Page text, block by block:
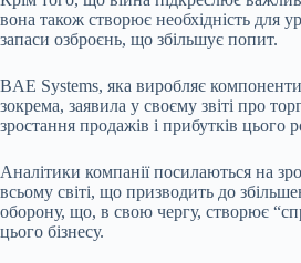
вона також створює необхідність для
запаси озброєнь, що збільшує попит.
BAE Systems, яка виробляє
зокрема, заявила у своєму звіті про
зростання продажів і прибутків цього
Аналітики компанії посилаються на
всьому світі, що призводить до
оборону, що, в свою чергу, створює
цього бізнесу.